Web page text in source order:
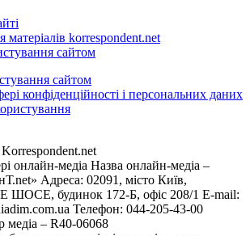
матеріалів korrespondent.net
сайтом
сайтом
конфіденційності і персональних даних
онлайн-медіа Назва онлайн-медіа –
Адреса: 02091, місто Київ,
будинок 172-Б, офіс 208/1 E-mail:
Телефон: 044-205-43-00
медіа – R40-06068